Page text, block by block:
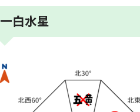
一白水星